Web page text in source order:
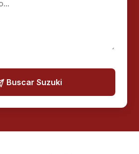
Buscar Suzuki